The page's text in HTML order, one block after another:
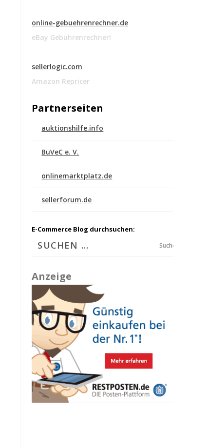
online-gebuehrenrechner.de
eBay Gebührenrechner!
sellerlogic.com
Amazon Repricer
Partnerseiten
auktionshilfe.info
BuVeC e. V.
onlinemarktplatz.de
sellerforum.de
E-Commerce Blog durchsuchen:
Suchen
Anzeige